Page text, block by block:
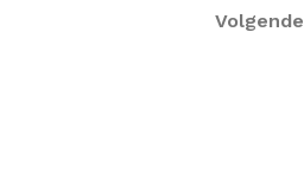
Volgende